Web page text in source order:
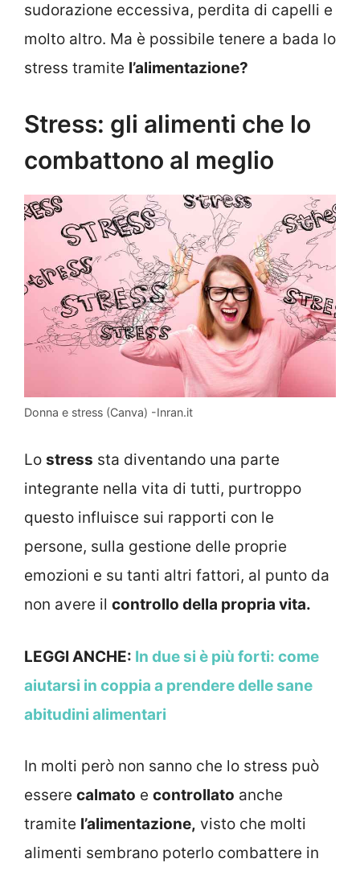
sudorazione eccessiva, perdita di capelli e
molto altro. Ma è possibile tenere a bada lo
stress tramite l’alimentazione?
Stress: gli alimenti che lo
combattono al meglio
Donna e stress (Canva) -Inran.it
Lo stress sta diventando una parte
integrante nella vita di tutti, purtroppo
questo influisce sui rapporti con le
persone, sulla gestione delle proprie
emozioni e su tanti altri fattori, al punto da
non avere il controllo della propria vita.
LEGGI ANCHE: In due si è più forti: come
aiutarsi in coppia a prendere delle sane
abitudini alimentari
In molti però non sanno che lo stress può
essere calmato e controllato anche
tramite l’alimentazione, visto che molti
alimenti sembrano poterlo combattere in